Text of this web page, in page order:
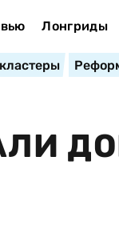
Лонгриды